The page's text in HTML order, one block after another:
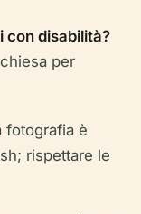
con disabilità?
per
fotografia è
rispettare le